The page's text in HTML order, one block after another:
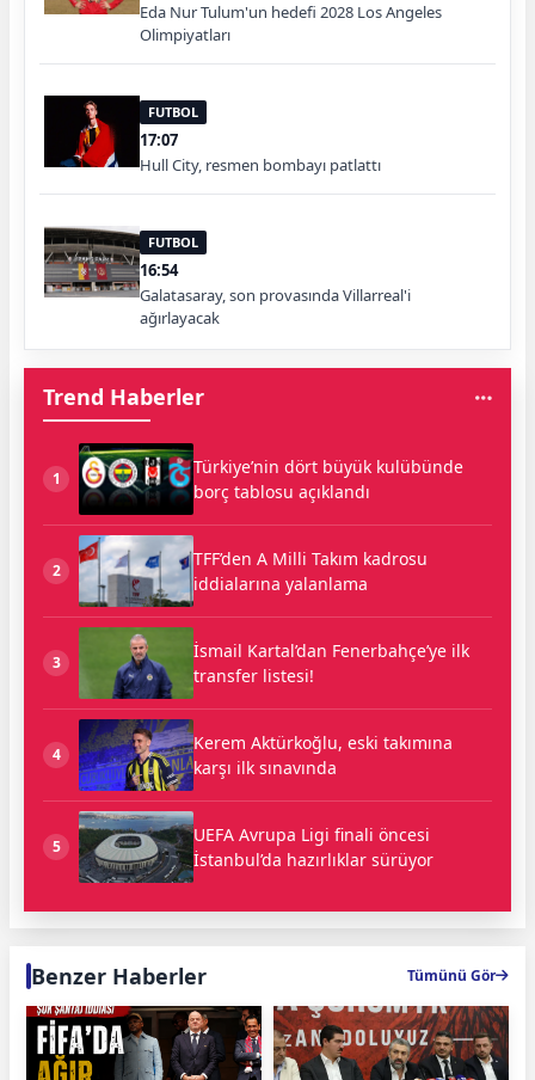
Eda Nur Tulum'un hedefi 2028 Los Angeles
Olimpiyatları
FUTBOL
17:07
Hull City, resmen bombayı patlattı
FUTBOL
16:54
Galatasaray, son provasında Villarreal'i
ağırlayacak
Trend Haberler
1
Türkiye’nin dört büyük kulübünde
borç tablosu açıklandı
2
TFF’den A Milli Takım kadrosu
iddialarına yalanlama
3
İsmail Kartal’dan Fenerbahçe’ye ilk
transfer listesi!
4
Kerem Aktürkoğlu, eski takımına
karşı ilk sınavında
5
UEFA Avrupa Ligi finali öncesi
İstanbul’da hazırlıklar sürüyor
Benzer Haberler Tümünü Gör